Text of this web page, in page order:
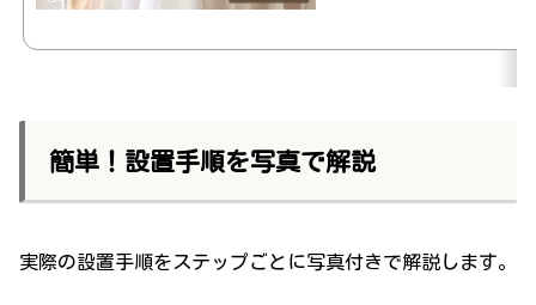
簡単！設置手順を写真で解説
実際の設置手順をステップごとに写真付きで解説します。